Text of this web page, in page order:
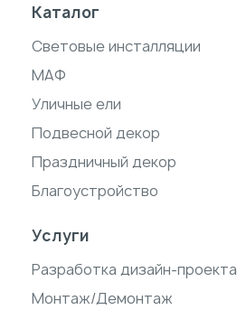
Каталог
Световые инсталляции
МАФ
Уличные ели
Подвесной декор
Праздничный декор
Благоустройство
Услуги
Разработка дизайн-проекта
Монтаж/Демонтаж